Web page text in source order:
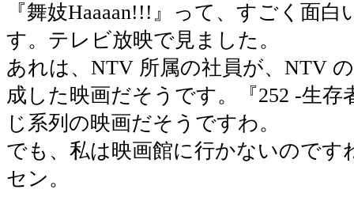
『舞妓Haaaan!!!』って、すごく面
す。テレビ放映で見ました。
あれは、NTV 所属の社員が、NTV
成した映画だそうです。『252 -生存
じ系列の映画だそうですわ。
でも、私は映画館に行かないのです
セン。